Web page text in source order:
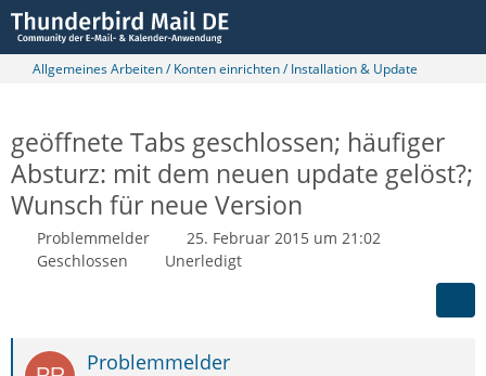
Allgemeines Arbeiten / Konten einrichten / Installation & Update
geöffnete Tabs geschlossen; häufiger
Absturz: mit dem neuen update gelöst?;
Wunsch für neue Version
Problemmelder
25. Februar 2015 um 21:02
Geschlossen
Unerledigt
Problemmelder